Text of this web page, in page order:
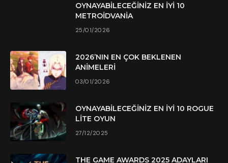
OYNAYABILECEĞINIZ EN İYI 10
METROIDVANIA
25/01/2026
2026’NIN EN ÇOK BEKLENEN
ANIMELERI
03/01/2026
OYNAYABILECEĞINIZ EN İYI 10 ROGUE
LITE OYUN
27/12/2025
THE GAME AWARDS 2025 ADAYLARI